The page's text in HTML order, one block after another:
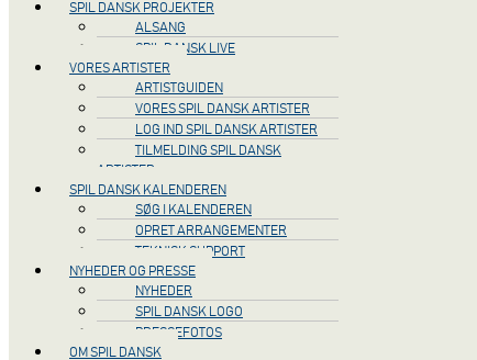
SPIL DANSK PROJEKTER
ALSANG
SPIL DANSK LIVE
VORES ARTISTER
ARTISTGUIDEN
VORES SPIL DANSK ARTISTER
LOG IND SPIL DANSK ARTISTER
TILMELDING SPIL DANSK
ARTISTER
SPIL DANSK KALENDEREN
SØG I KALENDEREN
OPRET ARRANGEMENTER
TEKNISK SUPPORT
NYHEDER OG PRESSE
NYHEDER
SPIL DANSK LOGO
PRESSEFOTOS
OM SPIL DANSK